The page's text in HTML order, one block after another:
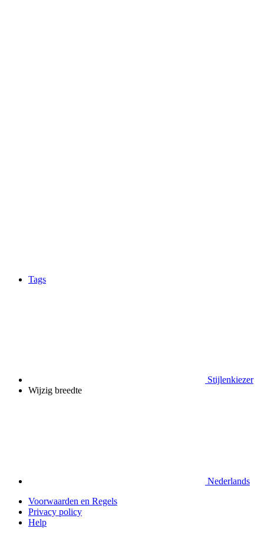
Tags
Stijlenkiezer
Wijzig breedte
Nederlands
Voorwaarden en Regels
Privacy policy
Help